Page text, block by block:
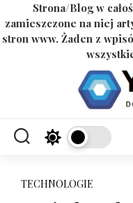
Strona/Blog w
zamieszczone na niej
stron www. Żaden z
TECHNOLOGIE